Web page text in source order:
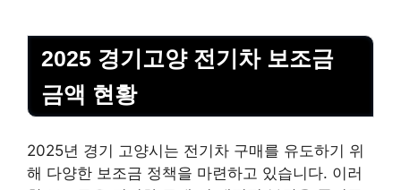
2025 경기고양 전기차 보조금
금액 현황
2025년 경기 고양시는 전기차 구매를 유도하기 위
해 다양한 보조금 정책을 마련하고 있습니다. 이러